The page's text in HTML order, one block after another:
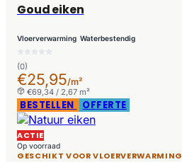
Goud eiken
Vloerverwarming Waterbestendig
(0)
€25,95/m²
€69,34 / 2,67 m²
BESTELLEN OFFERTE
ACTIE
Op voorraad
GESCHIKT VOOR VLOERVERWARMING